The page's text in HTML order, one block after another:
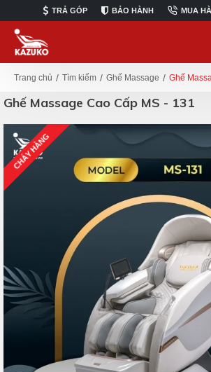
TRẢ GÓP BẢO HÀNH MUA
Trang chủ Tìm kiếm Ghế Massage Ghế
Ghế Massage Cao Cấp MS - 131
CHÁY HÀNG